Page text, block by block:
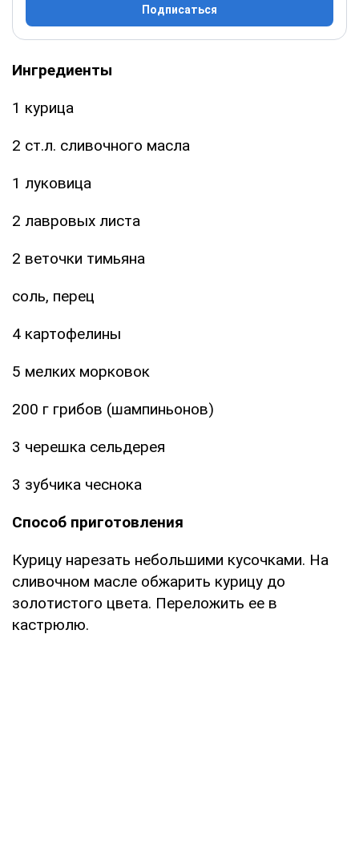
Подписаться
Ингредиенты
1 курица
2 ст.л. сливочного масла
1 луковица
2 лавровых листа
2 веточки тимьяна
соль, перец
4 картофелины
5 мелких морковок
200 г грибов (шампиньонов)
3 черешка сельдерея
3 зубчика чеснока
Способ приготовления
Курицу нарезать небольшими кусочками. На
сливочном масле обжарить курицу до
золотистого цвета. Переложить ее в
кастрюлю.